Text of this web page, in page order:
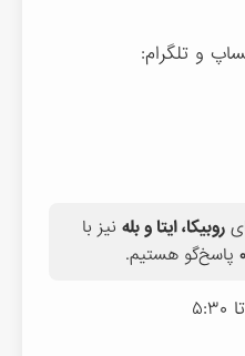
و تلگرام:
روبیکا، ایتا و بله نیز با
پاسخ‌گو هستیم.